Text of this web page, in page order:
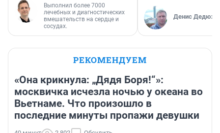
Выполнил более 7000
лечебных и диагностических
вмешательств на сердце и
сосудах.
Денис
РЕКОМЕНДУЕМ
«Она крикнула: „Дядя Боря!“»:
москвичка исчезла ночью у океана во
Вьетнаме. Что произошло в
последние минуты пропажи девушки